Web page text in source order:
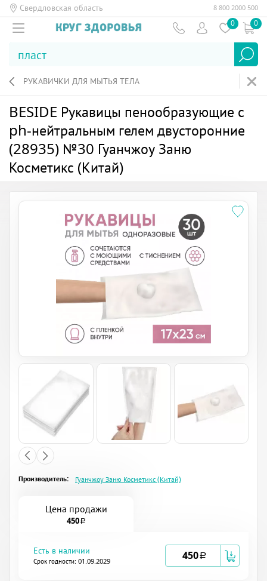
Свердловская область 8 800 2000 500
0 0
РУКАВИЧКИ ДЛЯ МЫТЬЯ ТЕЛА
BESIDE Рукавицы пенообразующие с
ph-нейтральным гелем двусторонние
(28935) №30 Гуанчжоу Заню
Косметикс (Китай)
Производитель: Гуанчжоу Заню Косметикс (Китай)
Цена продажи
450a
Есть в наличии
Срок годности: 01.09.2029 450a